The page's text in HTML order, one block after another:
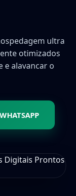
ultra
otimizados
e alavancar o